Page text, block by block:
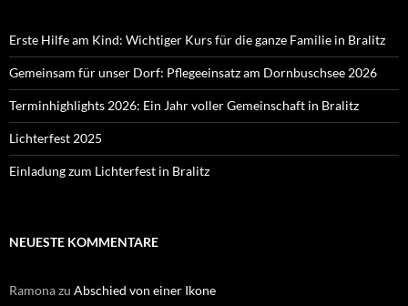
Erste Hilfe am Kind: Wichtiger Kurs für die ganze Familie in Bralitz
Gemeinsam für unser Dorf: Pflegeeinsatz am Dornbuschsee 2026
Terminhighlights 2026: Ein Jahr voller Gemeinschaft in Bralitz
Lichterfest 2025
Einladung zum Lichterfest in Bralitz
NEUESTE KOMMENTARE
Ramonazu Abschied von einer Ikone